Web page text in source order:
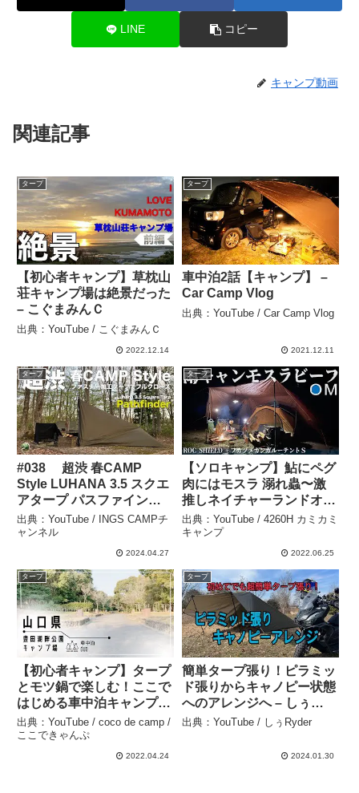
LINE コピー
キャンプ動画
関連記事
タープ
【初心者キャンプ】草枕山
荘キャンプ場は絶景だった
– こぐまみんＣ
出典：YouTube / こぐまみんＣ
2022.12.14
タープ
車中泊2話【キャンプ】 –
Car Camp Vlog
出典：YouTube / Car Camp Vlog
2021.12.11
タープ
#038 超渋 春CAMP
Style LUHANA 3.5 スクエ
アタープ パスファインダ
ー張り -ファスナー加工で
フルクローズ- – INGS
CAMPチャンネル
出典：YouTube / INGS CAMPチ
ャンネル
2024.04.27
タープ
【ソロキャンプ】鮎にペグ
肉にはモスラ 溺れ蟲〜激
推しネイチャーランドオム
で雨のタープテント泊
（ROC SHIELD + フカヅ
メカンガルーテントS） –
出典：YouTube / 4260H カミカミ
キャンプ
2022.06.25
タープ
【初心者キャンプ】タープ
とモツ鍋で楽しむ！ここで
はじめる車中泊キャンプ！
山口県 下関市 豊田湖畔公
園キャンプ場 – coco de
camp /ここできゃんぷ
出典：YouTube / coco de camp /
ここできゃんぷ
2022.04.24
タープ
簡単タープ張り！ピラミッ
ド張りからキャノピー状態
へのアレンジへ – しぅ
Ryder
出典：YouTube / しぅRyder
2024.01.30